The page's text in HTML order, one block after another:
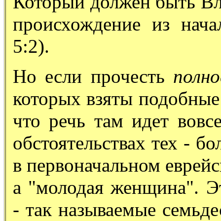
происхождение из
5:2).
Но если прочесть
которых взяты
что речь там идет
обстоятельствах тех -
в первоначальном
а "молодая женщина".
- так называемые